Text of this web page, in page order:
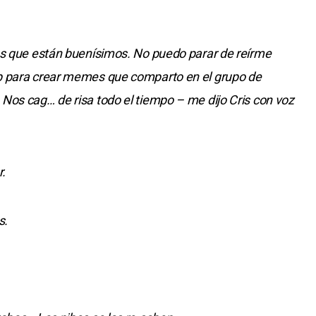
que están buenísimos. No puedo parar de reírme
crear memes que comparto en el grupo de
cag… de risa todo el tiempo – me dijo Cris con voz